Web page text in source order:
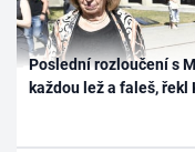
Poslední rozloučení s
každou lež a faleš, řekl